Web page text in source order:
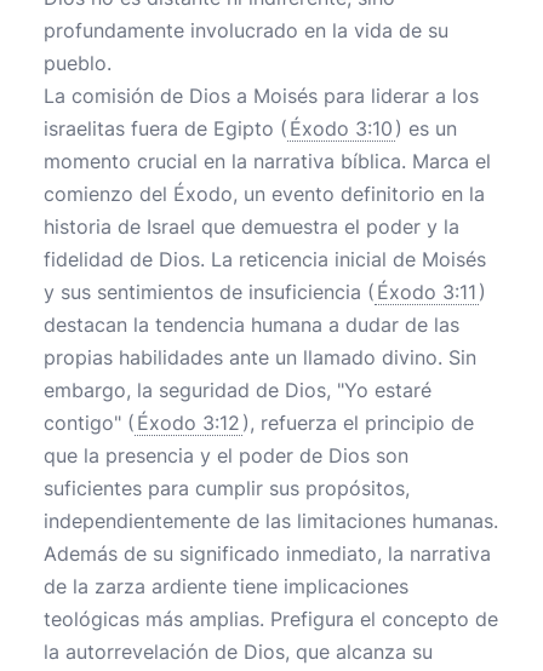
profundamente involucrado en la vida de su
pueblo.
La comisión de Dios a Moisés para liderar a los
israelitas fuera de Egipto ( Éxodo 3:10 ) es un
momento crucial en la narrativa bíblica. Marca el
comienzo del Éxodo, un evento definitorio en la
historia de Israel que demuestra el poder y la
fidelidad de Dios. La reticencia inicial de Moisés
y sus sentimientos de insuficiencia ( Éxodo 3:11 )
destacan la tendencia humana a dudar de las
propias habilidades ante un llamado divino. Sin
embargo, la seguridad de Dios, "Yo estaré
contigo" ( Éxodo 3:12 ), refuerza el principio de
que la presencia y el poder de Dios son
suficientes para cumplir sus propósitos,
independientemente de las limitaciones humanas.
Además de su significado inmediato, la narrativa
de la zarza ardiente tiene implicaciones
teológicas más amplias. Prefigura el concepto de
la autorrevelación de Dios, que alcanza su